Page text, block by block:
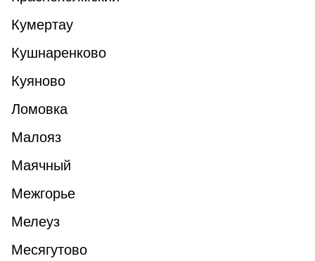
Кумертау
Кушнаренково
Куяново
Ломовка
Малояз
Маячный
Межгорье
Мелеуз
Месягутово